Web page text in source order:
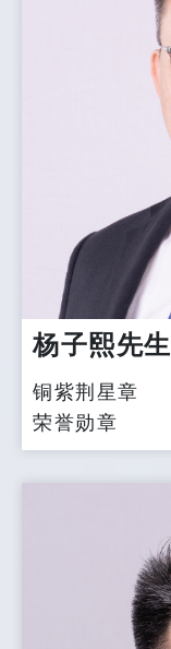
杨子熙先生
铜紫荆星章
荣誉勋章